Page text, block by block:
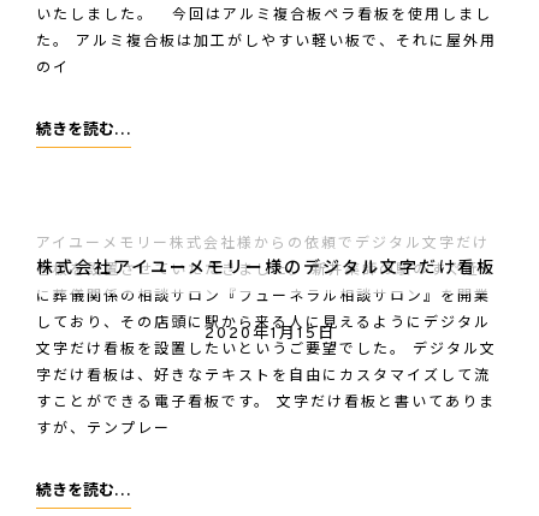
文
字
いたしました。 今回はアルミ複合板ペラ看板を使用しまし
た。 アルミ複合板は加工がしやすい軽い板で、それに屋外用
のイ
続きを読む…
タ
ク
シ
ー
株
社
株式会社アイユーメモリー様のデジタル文字だけ看板
2020年1月15日
アイユーメモリー株式会社様からの依頼でデジタル文字だけ
看板を設置させていただきました。 新井薬師の駅のすぐ近く
に葬儀関係の相談サロン『フューネラル相談サロン』を開業
しており、その店頭に駅から来る人に見えるようにデジタル
文字だけ看板を設置したいというご要望でした。 デジタル文
字だけ看板は、好きなテキストを自由にカスタマイズして流
すことができる電子看板です。 文字だけ看板と書いてありま
すが、テンプレー
続きを読む…